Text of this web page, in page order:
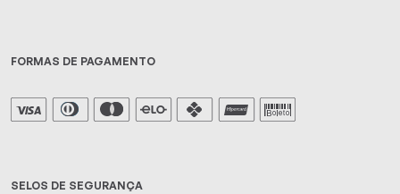
FORMAS DE PAGAMENTO
SELOS DE SEGURANÇA